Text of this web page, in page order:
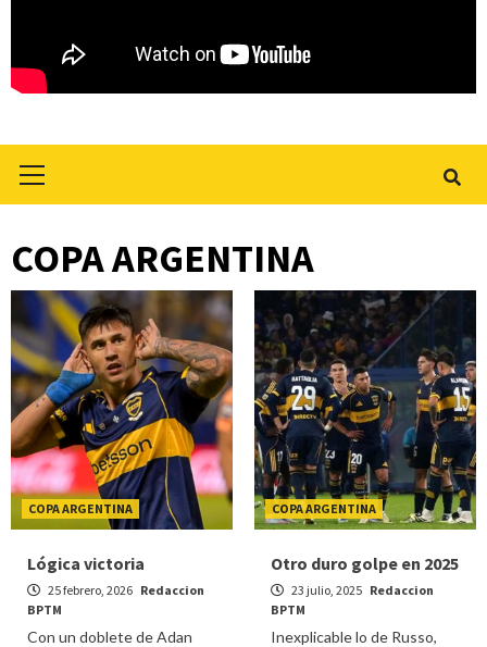
Menu
COPA ARGENTINA
COPA ARGENTINA
Lógica victoria
25 febrero, 2026 Redaccion
BPTM
Con un doblete de Adan
COPA ARGENTINA
Otro duro golpe en 2025
23 julio, 2025 Redaccion
BPTM
Inexplicable lo de Russo,